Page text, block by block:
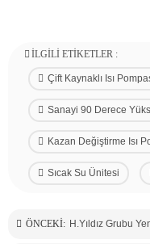
İLGILI ETIKETLER :
Çift ​​kaynaklı Isı
Sanayi 90 Derece
Kazan Değiştirme Isı
Sıcak Su Ünitesi
ÖNCEKI: